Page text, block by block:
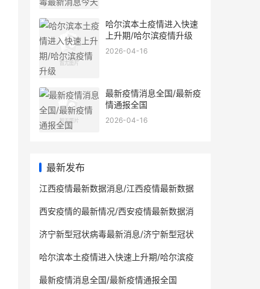
哈尔滨本土疫情进入快速
上升期/哈尔滨疫情升级
2026-04-16
最新疫情消息全国/最新疫
情通报全国
2026-04-16
最新发布
江西疫情最新数据消息/江西疫情最新数据
西安疫情的最新情况/西安疫情最新数据消
济宁新型冠状病毒最新消息/济宁新型冠状
哈尔滨本土疫情进入快速上升期/哈尔滨疫
最新疫情消息全国/最新疫情通报全国